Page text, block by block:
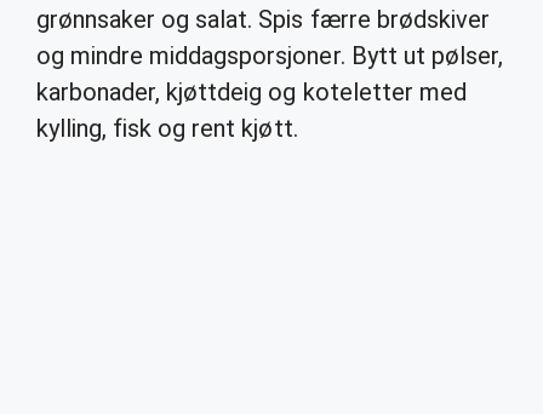
grønnsaker og salat. Spis færre brødskiver
og mindre middagsporsjoner. Bytt ut pølser,
karbonader, kjøttdeig og koteletter med
kylling, fisk og rent kjøtt.